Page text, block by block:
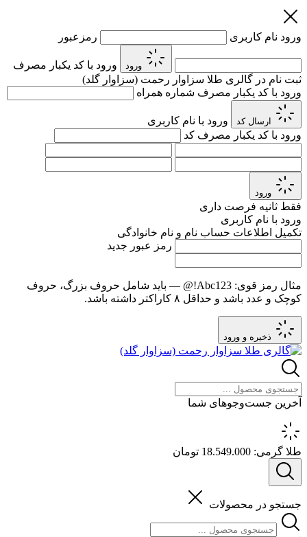
ورود نام کاربری رمزعبور
ورود
ورود با کد یکبار مصرف
ثبت نام در گالری طلا سزاوار رحمت (سزاوار گلد)
ورود با کد یکبار مصرف شماره همراه
ارسال کد
ورود با نام کاربری
ورود با کد یکبار مصرف کد
ورود
فقط ثانیه فرصت داری
ورود با نام کاربری
تکمیل اطلاعات حساب نام و نام خانوادگی
رمز عبور جدید
مثال رمز قوی: Abc123!@
— باید شامل حروف بزرگ، حروف
کوچک و عدد باشد و حداقل ۸ کاراکتر داشته باشد.
ذخیره و ورود
آخرین جست‌وجوهای شما
طلا گرمی: 18.549.000 تومان
جستجو در محصولات